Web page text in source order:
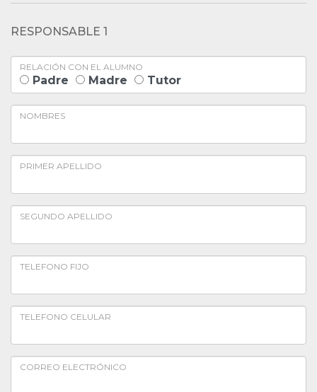
RESPONSABLE 1
RELACIÓN CON EL ALUMNO
Padre Madre Tutor
NOMBRES
PRIMER APELLIDO
SEGUNDO APELLIDO
TELEFONO FIJO
TELEFONO CELULAR
CORREO ELECTRÓNICO